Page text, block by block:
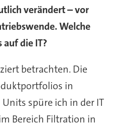
verändert – vor
Welche
die IT?
betrachten. Die
in
spüre ich in der IT
Bereich Filtration in